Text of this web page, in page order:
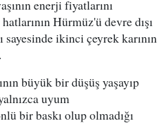
enerji fiyatlarını
Hürmüz'ü devre dışı
sayesinde ikinci çeyrek karının
büyük bir düşüş yaşayıp
uyum
bir baskı olup olmadığı